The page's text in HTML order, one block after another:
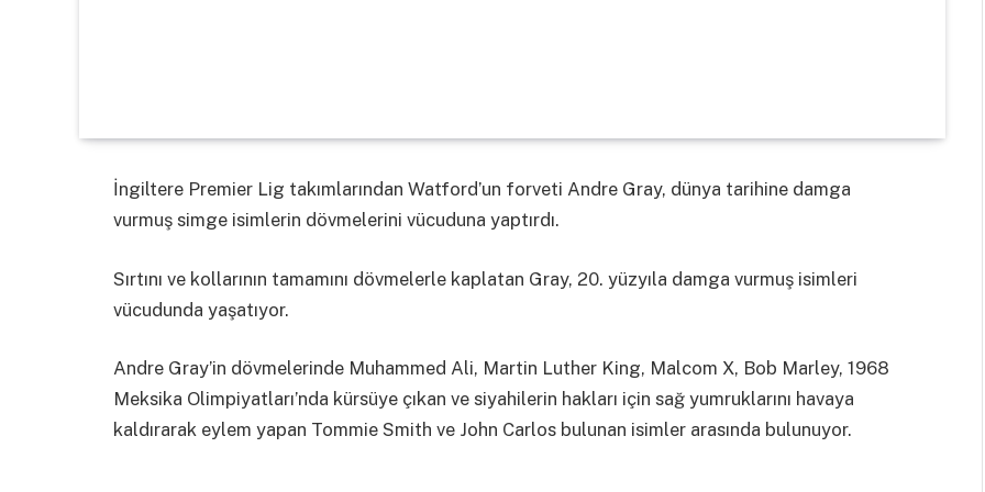
İngiltere Premier Lig takımlarından Watford’un forveti Andre Gray, dünya tarihine damga
vurmuş simge isimlerin dövmelerini vücuduna yaptırdı.
Sırtını ve kollarının tamamını dövmelerle kaplatan Gray, 20. yüzyıla damga vurmuş isimleri
vücudunda yaşatıyor.
Andre Gray’in dövmelerinde Muhammed Ali, Martin Luther King, Malcom X, Bob Marley, 1968
Meksika Olimpiyatları’nda kürsüye çıkan ve siyahilerin hakları için sağ yumruklarını havaya
kaldırarak eylem yapan Tommie Smith ve John Carlos bulunan isimler arasında bulunuyor.